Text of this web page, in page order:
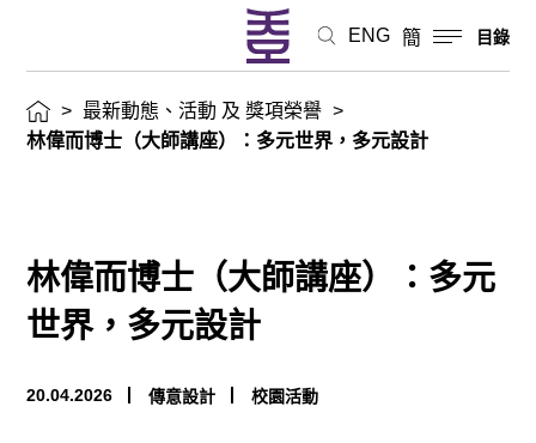
ENG 簡 目錄
界，
多
設
計
> 最新動態、活動 及 獎項榮譽 >
林偉而博士（大師講座）：多元世界，多元設計
林偉而博士（大師講座）：多元
世界，多元設計
20.04.2026 傳意設計 校園活動